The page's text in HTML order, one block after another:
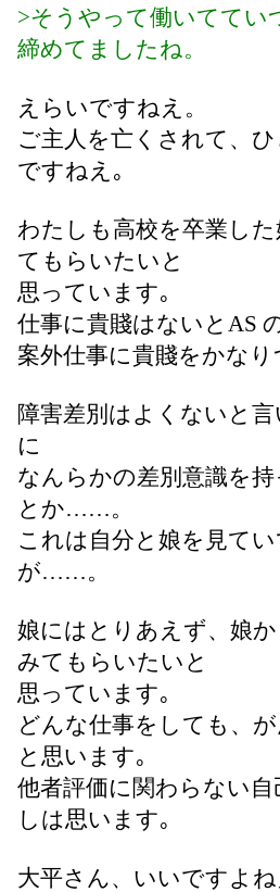
>そうやって働いててい
締めてましたね。
えらいですねえ。
ご主人を亡くされて、
ですねえ｡
わたしも高校を卒業し
てもらいたいと
思っています｡
仕事に貴賤はないとAS
案外仕事に貴賤をかな
障害差別はよくないと
に
なんらかの差別意識を
とか……。
これは自分と娘を見て
が……。
娘にはとりあえず、娘
みてもらいたいと
思っています｡
どんな仕事をしても、
と思います｡
他者評価に関わらない
しは思います｡
大平さん、いいですよね